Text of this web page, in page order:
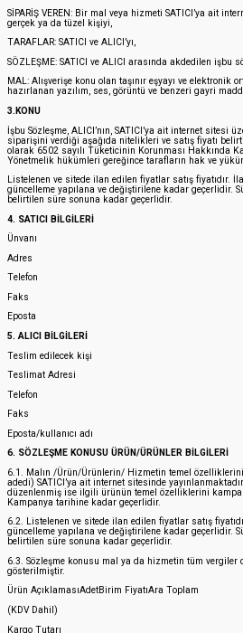
SİPARİŞ VEREN: Bir mal veya hizmeti SATICI’ya ait
gerçek ya da tüzel kişiyi,
TARAFLAR: SATICI ve ALICI’yı,
SÖZLEŞME: SATICI ve ALICI arasında akdedilen işbu
MAL: Alışverişe konu olan taşınır eşyayı ve elektronik
hazırlanan yazılım, ses, görüntü ve benzeri gayri
3.KONU
İşbu Sözleşme, ALICI’nın, SATICI’ya ait internet sitesi
siparişini verdiği aşağıda nitelikleri ve satış fiyatı
olarak 6502 sayılı Tüketicinin Korunması Hakkında
Yönetmelik hükümleri gereğince tarafların hak ve
Listelenen ve sitede ilan edilen fiyatlar satış fiyatıdır.
güncelleme yapılana ve değiştirilene kadar geçerlidir.
belirtilen süre sonuna kadar geçerlidir.
4. SATICI BİLGİLERİ
Ünvanı
Adres
Telefon
Faks
Eposta
5. ALICI BİLGİLERİ
Teslim edilecek kişi
Teslimat Adresi
Telefon
Faks
Eposta/kullanıcı adı
6. SÖZLEŞME KONUSU ÜRÜN/ÜRÜNLER BİLGİLERİ
6.1. Malın /Ürün/Ürünlerin/ Hizmetin temel
adedi) SATICI’ya ait internet sitesinde
düzenlenmiş ise ilgili ürünün temel özelliklerini
Kampanya tarihine kadar geçerlidir.
6.2. Listelenen ve sitede ilan edilen fiyatlar satış
güncelleme yapılana ve değiştirilene kadar geçerlidir.
belirtilen süre sonuna kadar geçerlidir.
6.3. Sözleşme konusu mal ya da hizmetin tüm vergiler
gösterilmiştir.
Ürün AçıklamasıAdetBirim FiyatıAra Toplam
(KDV Dahil)
Kargo Tutarı